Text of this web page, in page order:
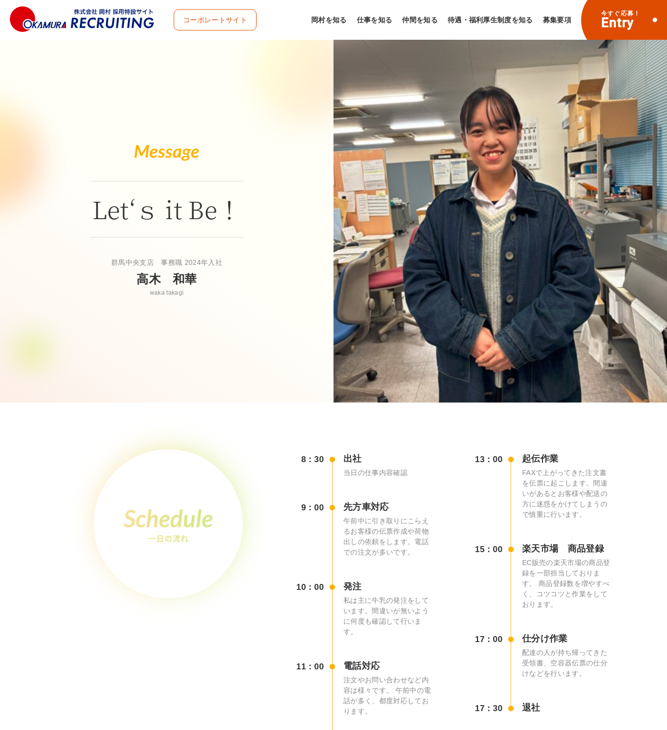
岡村を知る 仕事を知る 仲間を知る 待遇・福利厚生制度を知る 募集要項
今すぐ応募！
Entry
コーポレートサイト
Let‘ｓ it Be！
群馬中央支店 事務職 2024年入社
高木 和華
waka takagi
8：30 出社
当日の仕事内容確認
9：00 先方車対応
午前中に引き取りにこらえ
るお客様の伝票作成や荷物
出しの依頼をします。電話
での注文が多いです。
10：00 発注
私は主に牛乳の発注をして
います。間違いが無いよう
に何度も確認して行いま
す。
11：00 電話対応
注文やお問い合わせなど内
容は様々です。 午前中の電
話が多く、都度対応してお
ります。
13：00 起伝作業
FAXで上がってきた注文書
を伝票に起こします。間違
いがあるとお客様や配送の
方に迷惑をかけてしまうの
で慎重に行います。
15：00 楽天市場 商品登録
EC販売の楽天市場の商品登
録を一部担当しておりま
す。 商品登録数を増やすべ
く、コツコツと作業をして
おります。
17：00 仕分け作業
配達の人が持ち帰ってきた
受領書、空容器伝票の仕分
けなどを行います。
17：30 退社